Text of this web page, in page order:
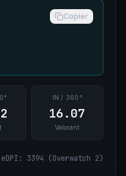
Copier
IN / 360°
16.07
Valorant
eDPI : 3394 (Overwatch 2)